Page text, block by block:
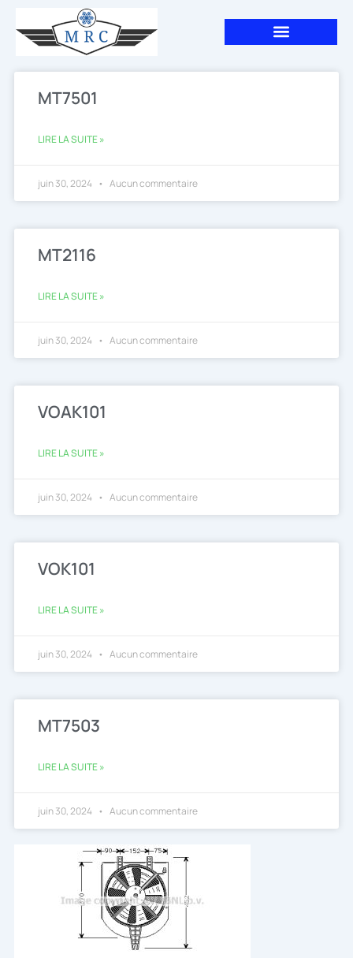
contenu
MT7501
LIRE LA SUITE »
juin 30, 2024 Aucun commentaire
MT2116
LIRE LA SUITE »
juin 30, 2024 Aucun commentaire
VOAK101
LIRE LA SUITE »
juin 30, 2024 Aucun commentaire
VOK101
LIRE LA SUITE »
juin 30, 2024 Aucun commentaire
MT7503
LIRE LA SUITE »
juin 30, 2024 Aucun commentaire